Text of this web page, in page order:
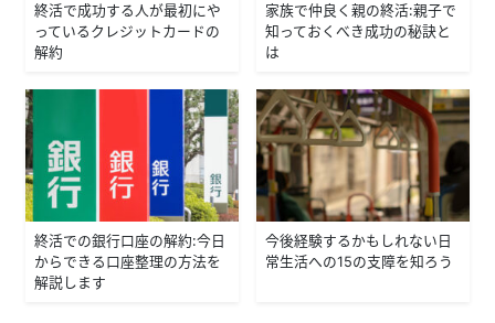
終活で成功する人が最初にや
っているクレジットカードの
解約
家族で仲良く親の終活：親子で
知っておくべき成功の秘訣と
は
終活での銀行口座の解約：今日
からできる口座整理の方法を
解説します
今後経験するかもしれない日
常生活への15の支障を知ろう